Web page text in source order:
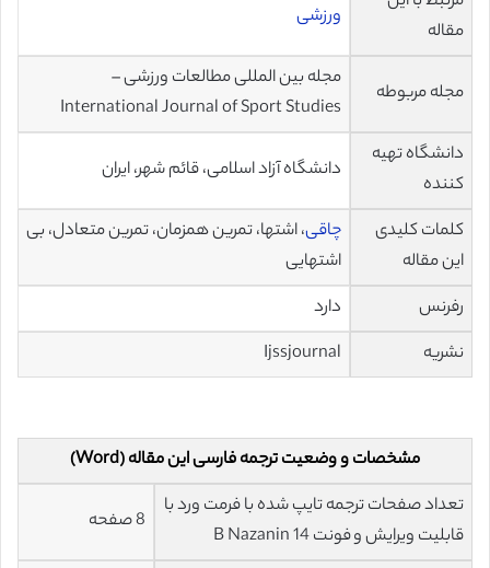
مقاله
ورزشی
مجله مربوطه
مجله بین المللی مطالعات ورزشی –
International Journal of Sport Studies
دانشگاه تهیه
کننده
دانشگاه آزاد اسلامی، قائم شهر، ایران
کلمات کلیدی
این مقاله
چاقی، اشتها، تمرین همزمان، تمرین متعادل، بی
اشتهایی
رفرنس
دارد
نشریه
Ijssjournal
مشخصات و وضعیت ترجمه فارسی این مقاله (Word)
تعداد صفحات ترجمه تایپ شده با فرمت ورد با
قابلیت ویرایش و فونت 14 B Nazanin
8 صفحه